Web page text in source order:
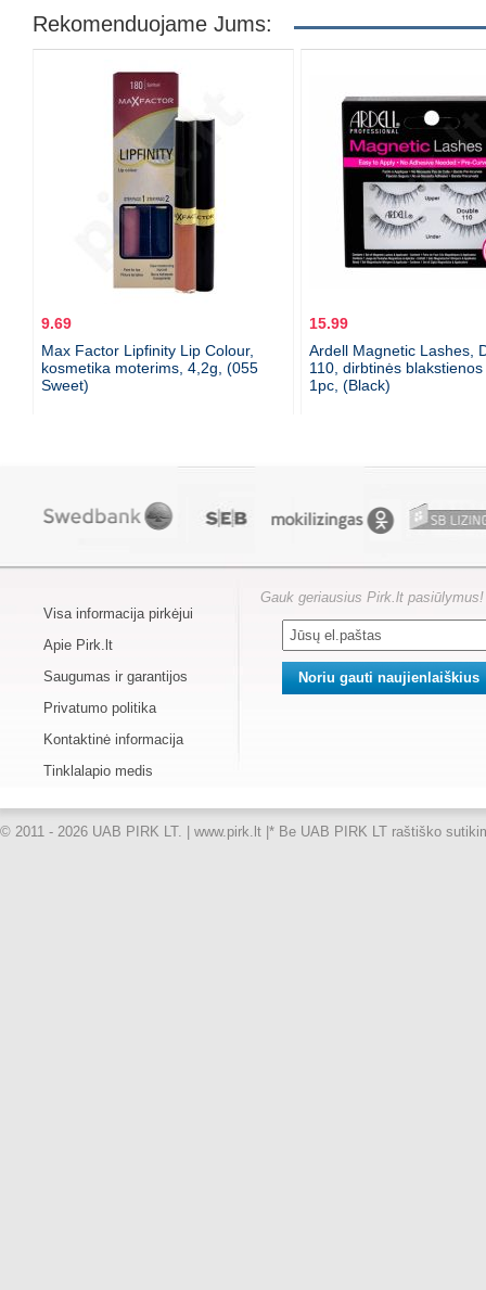
Rekomenduojame Jums:
9.69
Max Factor Lipfinity Lip Colour,
kosmetika moterims, 4,2g, (055
Sweet)
15.99
Ardell Magnetic Lashes,
110, dirbtinės
1pc, (Black)
Visa informacija pirkėjui
Apie Pirk.lt
Saugumas ir garantijos
Privatumo politika
Kontaktinė informacija
Tinklalapio medis
Gauk geriausius Pirk.lt pasiūlymus!
© 2011 - 2026 UAB PIRK LT. | www.pirk.lt | * Be UAB PIRK LT raštiško